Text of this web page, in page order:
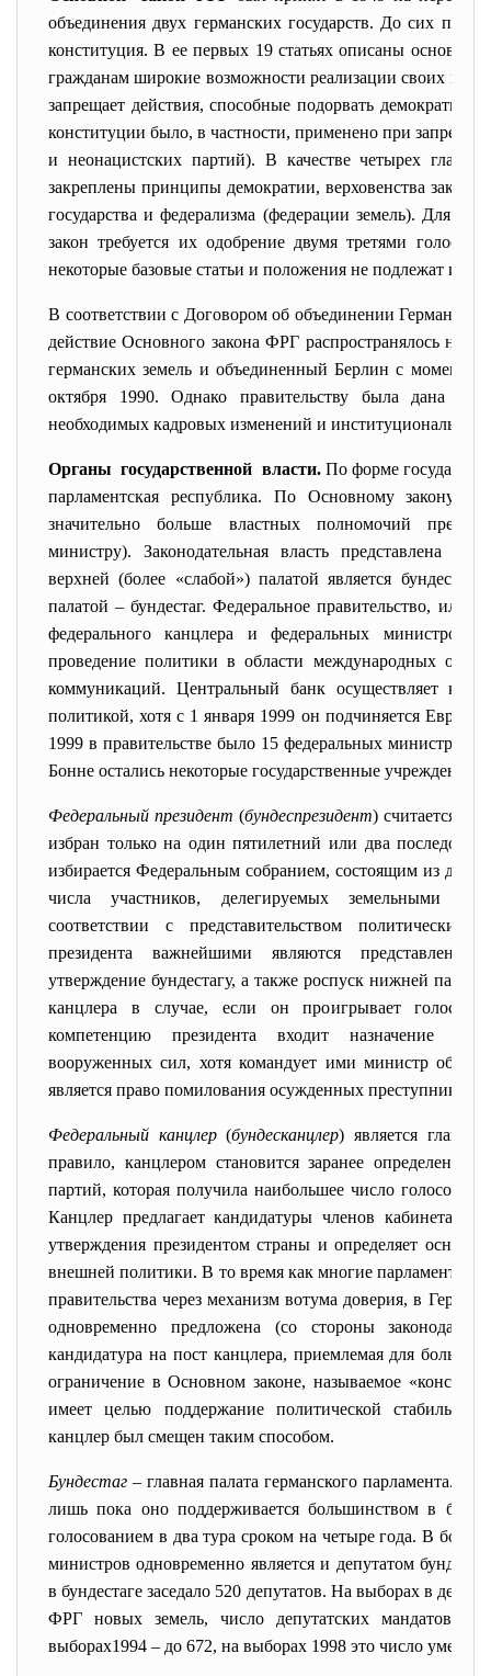
объединения двух германских государств. До сих пор в
конституция. В ее первых 19 статьях описаны основные
гражданам широкие возможности реализации своих
запрещает действия, способные подорвать
конституции было, в частности, применено при
и неонацистских партий). В качестве четырех
закреплены принципы демократии, верховенства
государства и федерализма (федерации земель). Для
закон требуется их одобрение двумя третями голосов
некоторые базовые статьи и положения не подлежат
В соответствии с Договором об объединении Германии,
действие Основного закона ФРГ распространялось на
германских земель и объединенный Берлин с момента
октября 1990. Однако правительству была дана
необходимых кадровых изменений и институциональной
Органы государственной власти. По форме
парламентская республика. По Основному закону
значительно больше властных полномочий
министру). Законодательная власть представлена
верхней (более «слабой») палатой является
палатой – бундестаг. Федеральное правительство, или
федерального канцлера и федеральных
проведение политики в области международных
коммуникаций. Центральный банк осуществляет
политикой, хотя с 1 января 1999 он подчиняется
1999 в правительстве было 15 федеральных министров.
Бонне остались некоторые государственные учреждения.
Федеральный президент (бундеспрезидент) считается
избран только на один пятилетний или два
избирается Федеральным собранием, состоящим из
числа участников, делегируемых земельными
соответствии с представительством
президента важнейшими являются
утверждение бундестагу, а также роспуск нижней
канцлера в случае, если он проигрывает
компетенцию президента входит назначение
вооруженных сил, хотя командует ими министр
является право помилования осужденных преступников.
Федеральный канцлер(бундесканцлер) является главой
правило, канцлером становится заранее
партий, которая получила наибольшее число голосов
Канцлер предлагает кандидатуры членов кабинета
утверждения президентом страны и определяет
внешней политики. В то время как многие
правительства через механизм вотума доверия, в
одновременно предложена (со стороны
кандидатура на пост канцлера, приемлемая для
ограничение в Основном законе, называемое
имеет целью поддержание политической
канцлер был смещен таким способом.
Бундестаг – главная палата германского парламента.
лишь пока оно поддерживается большинством в
голосованием в два тура сроком на четыре года. В
министров одновременно является и депутатом
в бундестаге заседало 520 депутатов. На выборах в
ФРГ новых земель, число депутатских мандатов
выборах1994 – до 672, на выборах 1998 это число